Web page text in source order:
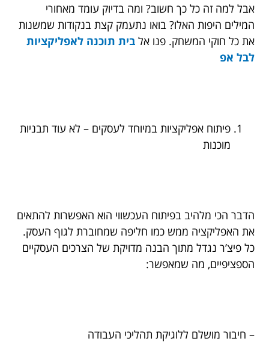
אבל למה זה כל כך חשוב? ומה בדיוק עומד מאחורי
המילים היפות האלו? בואו נתעמק קצת בנקודות שמשנות
את כל חוקי המשחק. פנו אל בית תוכנה לאפליקציות
לבל אפ
פיתוח אפליקציות במיוחד לעסקים – לא עוד תבניות
מוכנות
הדבר הכי מלהיב בפיתוח העכשווי הוא האפשרות להתאים
את האפליקציה ממש כמו חליפה שמחוברת לגוף העסק.
כל פיצ’ר נגדל מתוך הבנה מדויקת של הצרכים העסקיים
הספציפיים, מה שמאפשר:
– חיבור מושלם ללוגיקת תהליכי העבודה